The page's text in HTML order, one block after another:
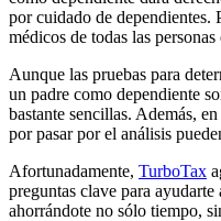
por cuidado de dependientes.
médicos de todas las
Aunque las pruebas para
un padre como dependiente
bastante sencillas. Además,
por pasar por el análisis
Afortunadamente, TurboTax
preguntas clave para
ahorrándote no sólo tiempo,